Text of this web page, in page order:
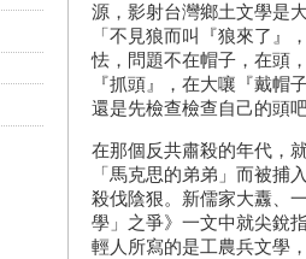
源，影射台灣鄉土文學是
「不見狼而叫『狼來了』
怯，問題不在帽子，在頭
『抓頭』，在大嚷『戴帽
還是先檢查檢查自己的頭
在那個反共肅殺的年代，
「馬克思的弟弟」而被捕
殺伐陰狠。新儒家大纛、
學」之爭》一文中就尖銳
輕人所寫的是工農兵文學